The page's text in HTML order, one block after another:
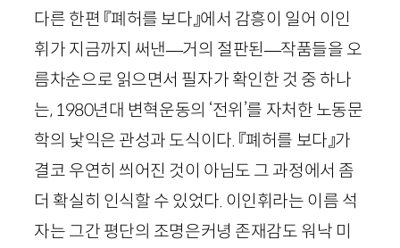
다른 한편 『폐허를 보다』에서 감흥이 일어 이인
휘가 지금까지 써낸—거의 절판된—작품들을 오
름차순으로 읽으면서 필자가 확인한 것 중 하나
는, 1980년대 변혁운동의 ‘전위’를 자처한 노동문
학의 낯익은 관성과 도식이다. 『폐허를 보다』가
결코 우연히 씌어진 것이 아님도 그 과정에서 좀
더 확실히 인식할 수 있었다. 이인휘라는 이름 석
자는 그간 평단의 조명은커녕 존재감도 워낙 미